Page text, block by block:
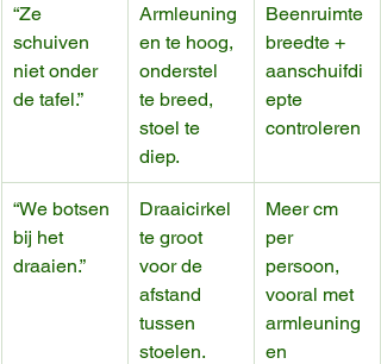
“Ze
schuiven
niet onder
de tafel.”
Armleuning
en te hoog,
onderstel
te breed,
stoel te
diep.
Beenruimte
breedte +
aanschuifdi
epte
controleren
“We botsen
bij het
draaien.”
Draaicirkel
te groot
voor de
afstand
tussen
stoelen.
Meer cm
per
persoon,
vooral met
armleuning
en